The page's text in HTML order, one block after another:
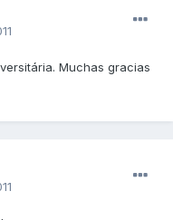
Muchas gracias